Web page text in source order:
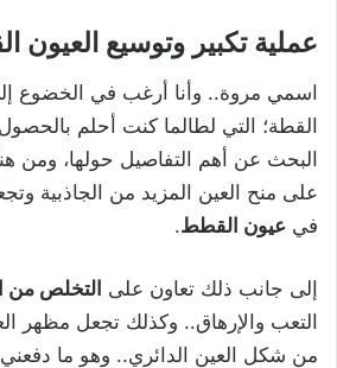
عملية تكبير وتوسيع العيون
اسمي مروة.. وأنا أرغب في الخضوع
القطة؛ التي لطالما كنت أحلم
البحث عن أهم التفاصيل حولها، ومن
على منح العين المزيد من الجاذبية
في عيون القطط.
إلى جانب ذلك تعاون على التخلص من
التعب والإرهاق.. وكذلك تجعل مظهر
من شكل العين الدائري.. وهو ما